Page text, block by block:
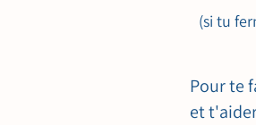
(si tu
Pour te
et